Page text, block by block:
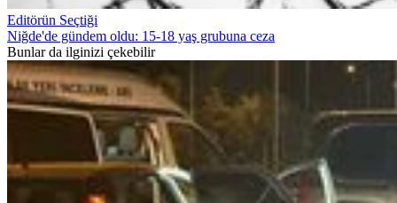
Editörün Seçtiği
Niğde'de gündem oldu: 15-18 yaş grubuna ceza
Bunlar da ilginizi çekebilir